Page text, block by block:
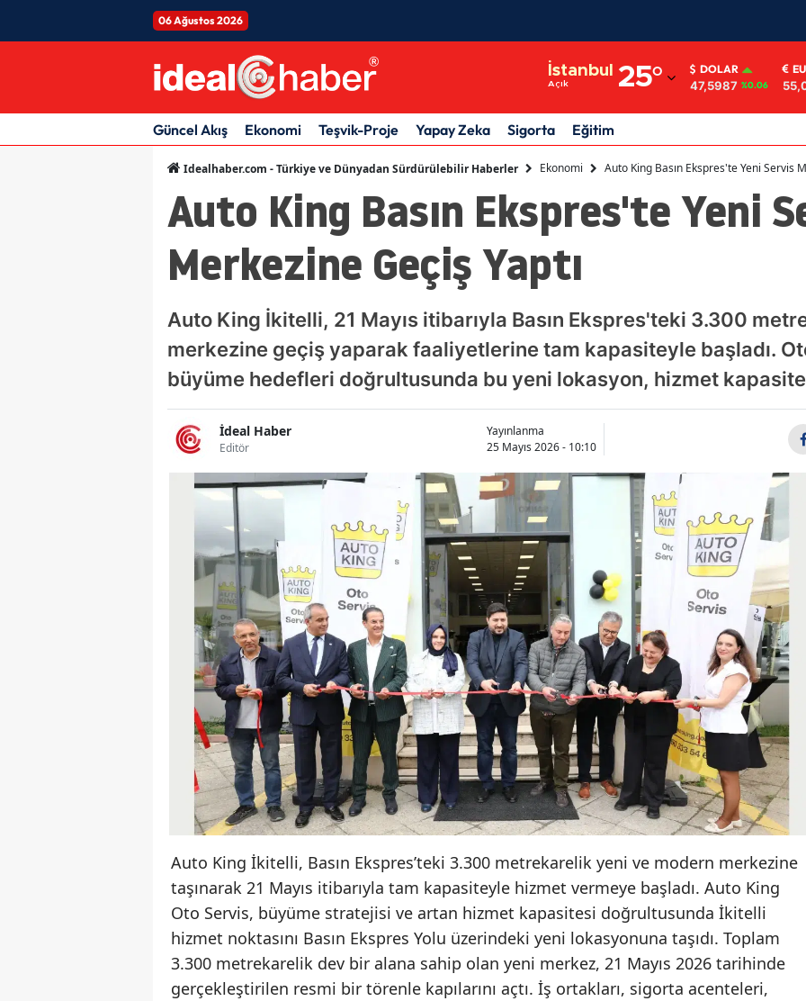
06 Ağustos 2026
İstanbul
Açık 25°
Adıyaman
Afyonkarahisar
Ağrı
Amasya
Antalya
Artvin
Aydın
Balıkesir
Bilecik
Bingöl
Bitlis
Bolu
Burdur
Bursa
Çanakkale
Çankırı
Çorum
Denizli
Diyarbakır
Edirne
Elazığ
Erzincan
Erzurum
Eskişehir
DOLAR
47,5987 %0.06
Güncel Akış Ekonomi Teşvik-Proje Yapay Zeka Sigorta Eğitim
Idealhaber.com - Türkiye ve Dünyadan Sürdürülebilir Haberler Ekonomi Auto King Basın Ekspres'te Yeni Servis
Auto King Basın Ekspres'te Yeni
Merkezine Geçiş Yaptı
Auto King İkitelli, 21 Mayıs itibarıyla Basın Ekspres'teki 3.300
merkezine geçiş yaparak faaliyetlerine tam kapasiteyle başladı.
büyüme hedefleri doğrultusunda bu yeni lokasyon, hizmet
İdeal Haber
Editör
Yayınlanma
25 Mayıs 2026 - 10:10
Auto King İkitelli, Basın Ekspres’teki 3.300 metrekarelik yeni ve modern merkezine
taşınarak 21 Mayıs itibarıyla tam kapasiteyle hizmet vermeye başladı. Auto King
Oto Servis, büyüme stratejisi ve artan hizmet kapasitesi doğrultusunda İkitelli
hizmet noktasını Basın Ekspres Yolu üzerindeki yeni lokasyonuna taşıdı. Toplam
3.300 metrekarelik dev bir alana sahip olan yeni merkez, 21 Mayıs 2026 tarihinde
gerçekleştirilen resmi bir törenle kapılarını açtı. İş ortakları, sigorta acenteleri,